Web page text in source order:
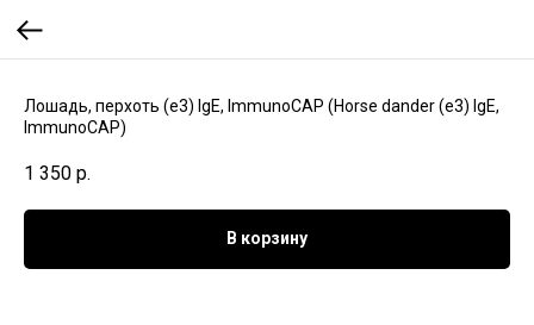
Лошадь, перхоть (e3) IgE, ImmunoCAP (Horse dander (e3) IgE,
ImmunoCAP)
1 350 р.
В корзину